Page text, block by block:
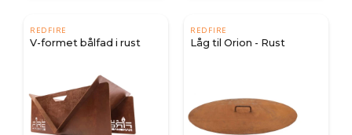
REDFIRE
V-formet bålfad i rust
REDFIRE
Låg til Orion - Rust